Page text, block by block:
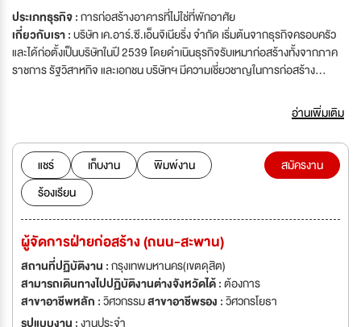
ประเภทธุรกิจ :การก่อสร้างอาคารที่ไม่ใช่ที่พักอาศัย
เกี่ยวกับเรา :บริษัท เค.อาร์.ซี.เอ็นจิเนียริ่ง จำกัด เริ่มต้นจากธุรกิจครอบครัว
และได้ก่อตั้งเป็นบริษัทในปี 2539 โดยดำเนินธุรกิจรับเหมาก่อสร้างทั้งจากภาค
ราชการ รัฐวิสาหกิจ และเอกชน บริษัทฯ มีความเชี่ยวชาญในการก่อสร้าง
ก่อสร้างอุโมงค์ สะพาน และถนน ด้วยมูลค่าโครงการที่มีมูลค่ากว่า 1,000 ล้าน
บาทต่อปี และมีการเติบโตอย่างต่อเนื่องทุกปี ทางบริษัทฯ มีความต้องการ
บุคลากรที่มีความสามารถเเละความมุ่งมั่น พร้อมที่จะร่วมงานกับทางบริษัทฯ ต่อ
ไป
อ่านเพิ่มเติม
แชร์ เก็บงาน
พิมพ์งาน
ร้องเรียน
สมัครงาน
ผู้จัดการฝ่ายก่อสร้าง (ถนน-สะพาน)
สถานที่ปฏิบัติงาน :กรุงเทพมหานคร(เขตดุสิต)
สามารถเดินทางไปปฏิบัติงานต่างจังหวัดได้ :ต้องการ
สาขาอาชีพหลัก :วิศวกรรมสาขาอาชีพรอง :วิศวกรโยธา
รูปแบบงาน :งานประจำ